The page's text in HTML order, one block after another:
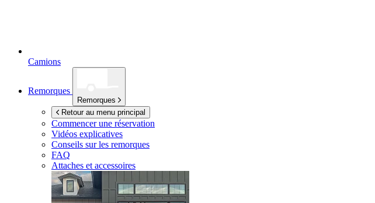
Camions
Remorques
Remorques
Retour au menu principal
Commencer une réservation
Vidéos explicatives
Conseils sur les remorques
FAQ
Attaches et accessoires